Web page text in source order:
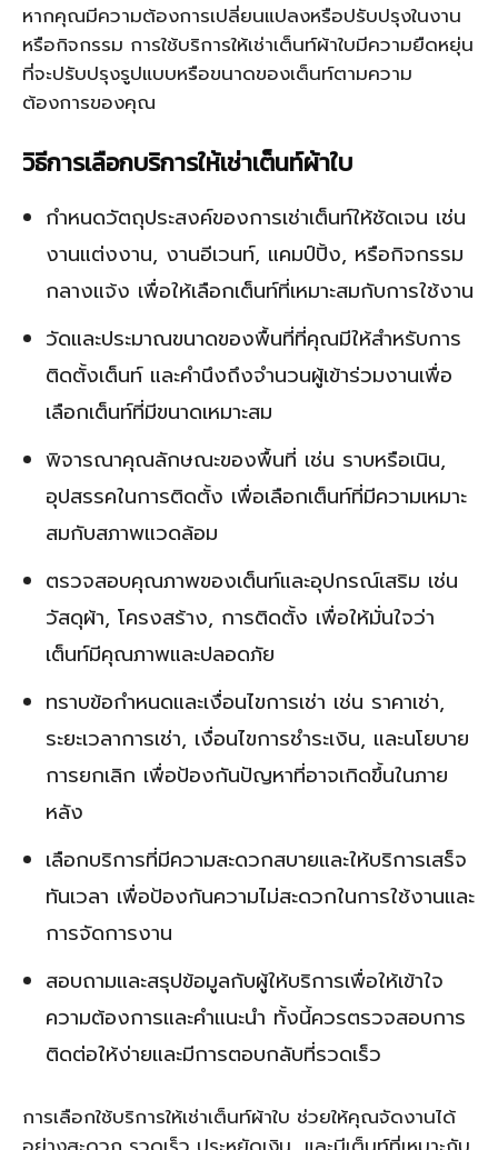
หากคุณมีความต้องการเปลี่ยนแปลงหรือปรับปรุงในงาน
หรือกิจกรรม การใช้บริการให้เช่าเต็นท์ผ้าใบมีความยืดหยุ่น
ที่จะปรับปรุงรูปแบบหรือขนาดของเต็นท์ตามความ
ต้องการของคุณ
วิธีการเลือกบริการให้เช่าเต็นท์ผ้าใบ
กำหนดวัตถุประสงค์ของการเช่าเต็นท์ให้ชัดเจน เช่น
งานแต่งงาน, งานอีเวนท์, แคมป์ปิ้ง, หรือกิจกรรม
กลางแจ้ง เพื่อให้เลือกเต็นท์ที่เหมาะสมกับการใช้งาน
วัดและประมาณขนาดของพื้นที่ที่คุณมีให้สำหรับการ
ติดตั้งเต็นท์ และคำนึงถึงจำนวนผู้เข้าร่วมงานเพื่อ
เลือกเต็นท์ที่มีขนาดเหมาะสม
พิจารณาคุณลักษณะของพื้นที่ เช่น ราบหรือเนิน,
อุปสรรคในการติดตั้ง เพื่อเลือกเต็นท์ที่มีความเหมาะ
สมกับสภาพแวดล้อม
ตรวจสอบคุณภาพของเต็นท์และอุปกรณ์เสริม เช่น
วัสดุผ้า, โครงสร้าง, การติดตั้ง เพื่อให้มั่นใจว่า
เต็นท์มีคุณภาพและปลอดภัย
ทราบข้อกำหนดและเงื่อนไขการเช่า เช่น ราคาเช่า,
ระยะเวลาการเช่า, เงื่อนไขการชำระเงิน, และนโยบาย
การยกเลิก เพื่อป้องกันปัญหาที่อาจเกิดขึ้นในภาย
หลัง
เลือกบริการที่มีความสะดวกสบายและให้บริการเสร็จ
ทันเวลา เพื่อป้องกันความไม่สะดวกในการใช้งานและ
การจัดการงาน
สอบถามและสรุปข้อมูลกับผู้ให้บริการเพื่อให้เข้าใจ
ความต้องการและคำแนะนำ ทั้งนี้ควรตรวจสอบการ
ติดต่อให้ง่ายและมีการตอบกลับที่รวดเร็ว
การเลือกใช้บริการให้เช่าเต็นท์ผ้าใบ ช่วยให้คุณจัดงานได้